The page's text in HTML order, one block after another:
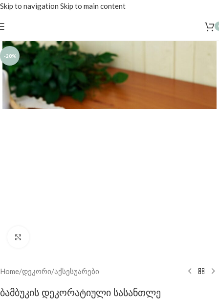
Skip to navigation Skip to main content
-28%
Home/დეკორი/აქსესუარები
ბამბუკის დეკორატიული სასანთლე